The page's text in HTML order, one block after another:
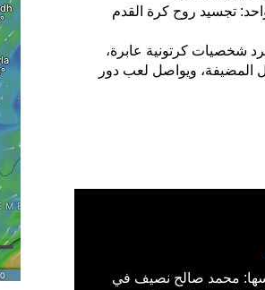
تجسيد روح كرة القدم
شخصيات كرتونية عابرة،
ويواصل لعب دور
محمد صالح نصيف في